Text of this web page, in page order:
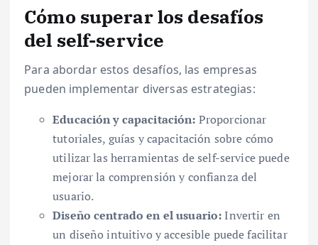
Cómo superar los desafíos
del self-service
Para abordar estos desafíos, las empresas
pueden implementar diversas estrategias:
Educación y capacitación: Proporcionar
tutoriales, guías y capacitación sobre cómo
utilizar las herramientas de self-service puede
mejorar la comprensión y confianza del
usuario.
Diseño centrado en el usuario: Invertir en
un diseño intuitivo y accesible puede facilitar